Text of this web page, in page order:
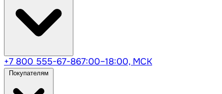
+7 800 555-67-867:00–18:00, МСК